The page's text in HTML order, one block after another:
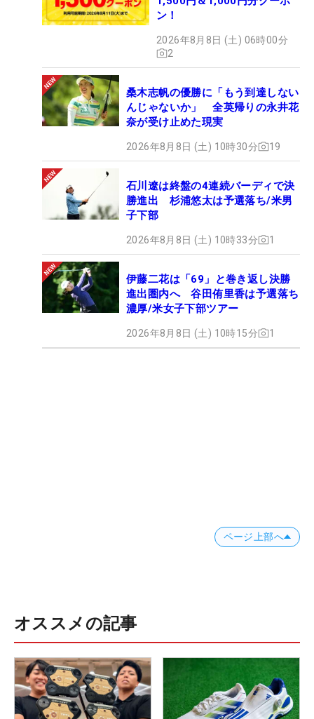
ン！
2026年8月8日 (土) 06時00分
2
桑木志帆の優勝に「もう到達しない
んじゃないか」 全英帰りの永井花
奈が受け止めた現実
2026年8月8日 (土) 10時30分 19
石川遼は終盤の4連続バーディで決
勝進出 杉浦悠太は予選落ち/米男
子下部
2026年8月8日 (土) 10時33分 1
伊藤二花は「69」と巻き返し決勝
進出圏内へ 谷田侑里香は予選落ち
濃厚/米女子下部ツアー
2026年8月8日 (土) 10時15分 1
ページ上部へ
オススメの記事